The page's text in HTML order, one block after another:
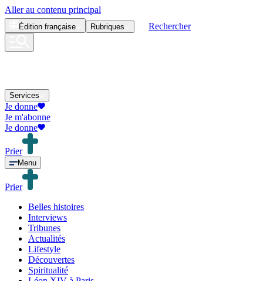
Aller au contenu principal
Édition française Rubriques Rechercher
Services
Je donne
Je m'abonne
Je donne
Prier
Menu
Prier
Belles histoires
Interviews
Tribunes
Actualités
Lifestyle
Découvertes
Spiritualité